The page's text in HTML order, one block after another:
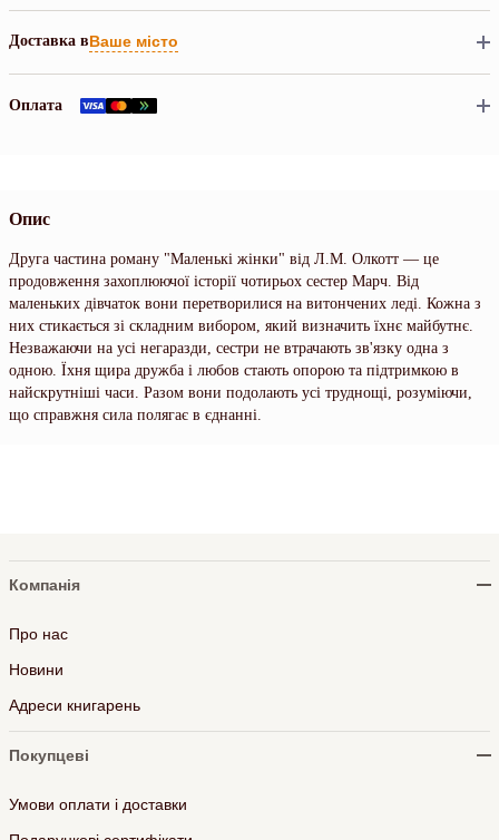
Доставка вВаше місто
Оплата
Опис
Друга частина роману "Маленькі жінки" від Л.М. Олкотт — це
продовження захоплюючої історії чотирьох сестер Марч. Від
маленьких дівчаток вони перетворилися на витончених леді. Кожна з
них стикається зі складним вибором, який визначить їхнє майбутнє.
Незважаючи на усі негаразди, сестри не втрачають зв'язку одна з
одною. Їхня щира дружба і любов стають опорою та підтримкою в
найскрутніші часи. Разом вони подолають усі труднощі, розуміючи,
що справжня сила полягає в єднанні.
Компанія
Про нас
Новини
Адреси книгарень
Покупцеві
Умови оплати і доставки